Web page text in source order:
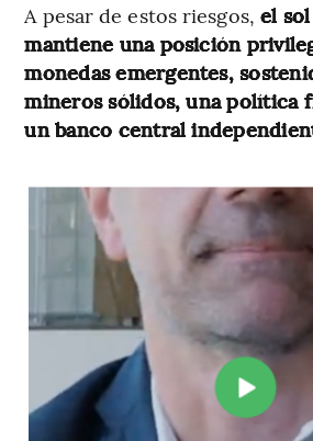
A pesar de estos riesgos, el
mantiene una posición
monedas emergentes,
mineros sólidos, una política
un banco central